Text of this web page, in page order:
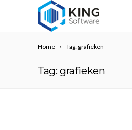
Home Tag: grafieken
Tag: grafieken